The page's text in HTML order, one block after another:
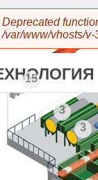
Error
Deprecated
/var/www/vhosts/
3
3
15